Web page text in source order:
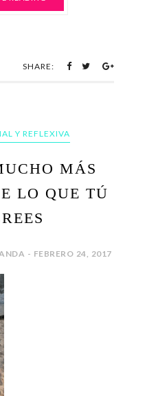
SHARE:
Y REFLEXIVA
MÁS
LO QUE TÚ
- FEBRERO 24, 2017